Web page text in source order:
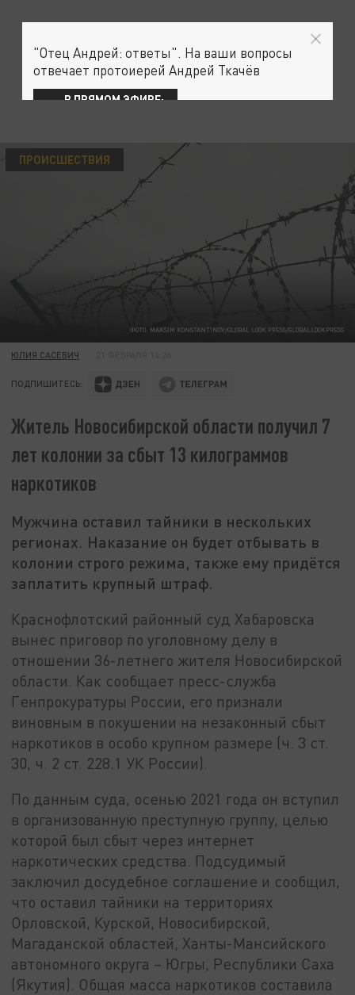
ФОТО: MAKSIM KONSTANTINOV/GLOBAL LOOK PRESS/GLOBALLOOKPRESS
ПРОИСШЕСТВИЯ
ЮЛИЯ САСЕВИЧ
ПОДПИШИТЕСЬ:
Житель Новосибирской области получил 7
лет колонии за сбыт 13 килограммов
наркотиков
Мужчина оставил тайники в нескольких
регионах. Наказание он будет отбывать в
колонии строго режима, также ему придётся
заплатить крупный штраф.
Краснофлотский районный суд Хабаровска
вынес приговор по уголовному делу в
отношении 36-летнего жителя Новосибирской
области. Как сообщает пресс-служба
Генпрокуратуры России, его признали
виновным в покушении на незаконный сбыт
наркотиков в особо крупном размере (ч. 3 ст.
30, ч. 2 ст. 228.1 УК России).
По данным суда, осенью 2021 года он вступил
в организованную преступную группу, целью
которой был сбыт через интернет
наркотических средства. Подсудимый
заключил досудебное соглашение и сообщил,
что оставил тайники на территориях
Орловской, Курской, Новосибирской,
Магаданской областей, Ханты-Мансийского
автономного округа – Югры, Республики Саха
(Якутия). Общая масса наркотиков составила
"Отец Андрей: ответы". На ваши вопросы
отвечает протоиерей Андрей Ткачёв
В ПРЯМОМ ЭФИРЕ: